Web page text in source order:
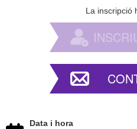
La inscripció
Data i hora